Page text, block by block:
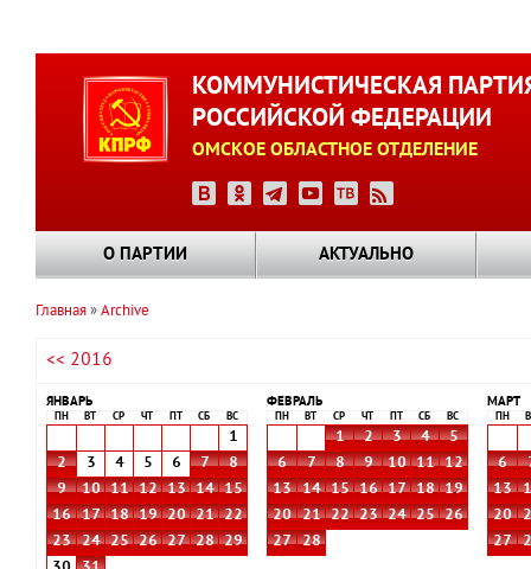
КОММУНИСТИЧЕСКАЯ
РОССИЙСКОЙ ФЕДЕРАЦИИ
ОМСКОЕ ОБЛАСТНОЕ ОТДЕЛЕНИЕ
О ПАРТИИ АКТУАЛЬНО
навигации
Главная Archive
<< 2016
ЯНВАРЬ
ПН ВТ СР ЧТ СБ ВС
1
2
3 4 5 6 7
8
9
10 11 12 13 14
15
16
17 18 19 20 21
22
23
24 25 26 27 28
29
ФЕВРАЛЬ
ПН ВТ СР ЧТ СБ ВС
1 2 3 4
5
6
7 8 9 10 11
12
13
14 15 16 17 18
19
20
21 22 23 24 25
26
27
28
МАРТ
ПН
6
13
20
27